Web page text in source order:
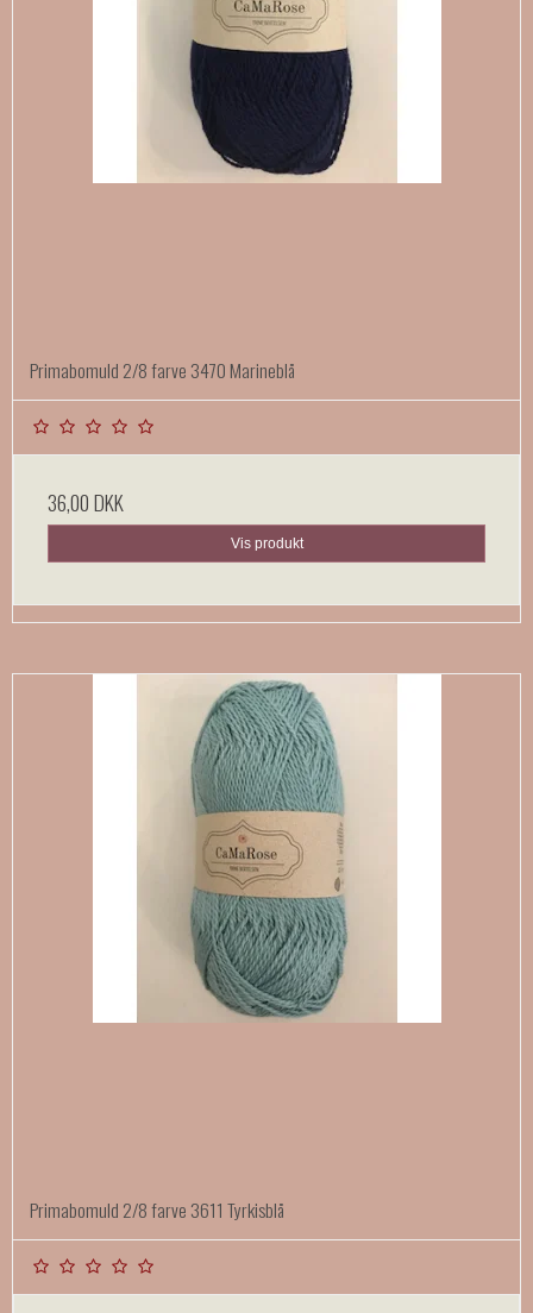
Primabomuld 2/8 farve 3470 Marineblå
36,00 DKK
Vis produkt
Primabomuld 2/8 farve 3611 Tyrkisblå